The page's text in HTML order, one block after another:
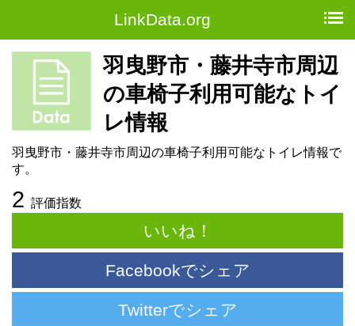
LinkData.org
羽曳野市・藤井寺市周辺
の車椅子利用可能なトイ
レ情報
羽曳野市・藤井寺市周辺の車椅子利用可能なトイレ情報で
す。
2 評価指数
いいね！
Facebookでシェア
Twitterでシェア